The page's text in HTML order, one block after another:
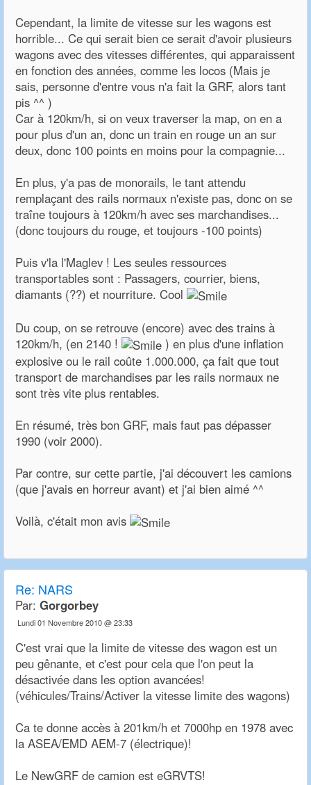
Cependant, la limite de vitesse sur les wagons est
horrible... Ce qui serait bien ce serait d'avoir plusieurs
wagons avec des vitesses différentes, qui apparaissent
en fonction des années, comme les locos (Mais je
sais, personne d'entre vous n'a fait la GRF, alors tant
pis ^^ )
Car à 120km/h, si on veux traverser la map, on en a
pour plus d'un an, donc un train en rouge un an sur
deux, donc 100 points en moins pour la compagnie...
En plus, y'a pas de monorails, le tant attendu
remplaçant des rails normaux n'existe pas, donc on se
traîne toujours à 120km/h avec ses marchandises...
(donc toujours du rouge, et toujours -100 points)
Puis v'la l'Maglev ! Les seules ressources
transportables sont : Passagers, courrier, biens,
diamants (??) et nourriture. Cool
Du coup, on se retrouve (encore) avec des trains à
120km/h, (en 2140 !
) en plus d'une inflation
explosive ou le rail coûte 1.000.000, ça fait que tout
transport de marchandises par les rails normaux ne
sont très vite plus rentables.
En résumé, très bon GRF, mais faut pas dépasser
1990 (voir 2000).
Par contre, sur cette partie, j'ai découvert les camions
(que j'avais en horreur avant) et j'ai bien aimé ^^
Voilà, c'était mon avis
Re: NARS
Par: Gorgorbey
Lundi 01 Novembre 2010 @ 23:33
C'est vrai que la limite de vitesse des wagon est un
peu gênante, et c'est pour cela que l'on peut la
désactivée dans les option avancées!
(véhicules/Trains/Activer la vitesse limite des wagons)
Ca te donne accès à 201km/h et 7000hp en 1978 avec
la ASEA/EMD AEM-7 (électrique)!
Le NewGRF de camion est eGRVTS!